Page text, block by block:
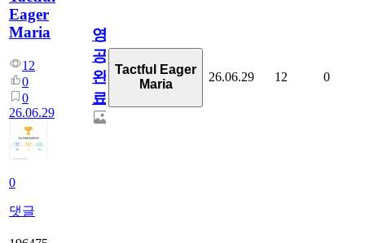
Eager
Maria
12
0
0
26.06.29
0
댓글
영
공
완
료
Tactful Eager
Maria
26.06.29 12 0